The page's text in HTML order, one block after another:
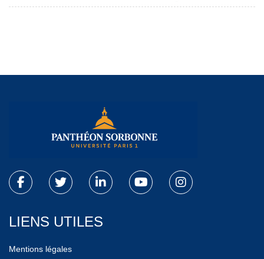
LIENS UTILES
Mentions légales